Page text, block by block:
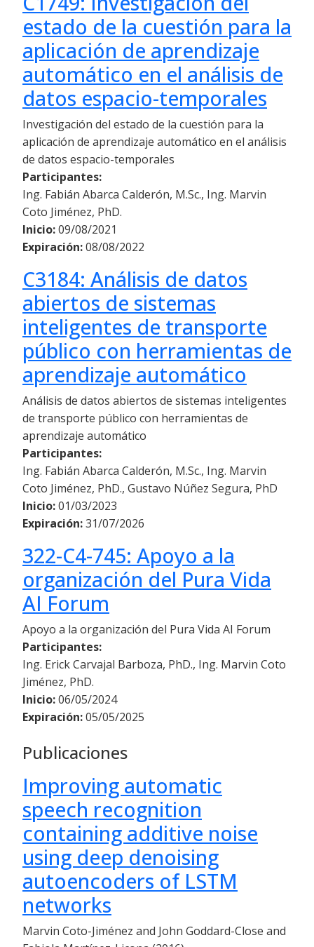
estado de la cuestión para la
aplicación de aprendizaje
automático en el análisis de
datos espacio-temporales
Investigación del estado de la cuestión para la
aplicación de aprendizaje automático en el análisis
de datos espacio-temporales
Participantes:
Ing. Fabián Abarca Calderón, M.Sc., Ing. Marvin
Coto Jiménez, PhD.
Inicio:09/08/2021
Expiración:08/08/2022
C3184: Análisis de datos
abiertos de sistemas
inteligentes de transporte
público con herramientas de
aprendizaje automático
Análisis de datos abiertos de sistemas inteligentes
de transporte público con herramientas de
aprendizaje automático
Participantes:
Ing. Fabián Abarca Calderón, M.Sc., Ing. Marvin
Coto Jiménez, PhD., Gustavo Núñez Segura, PhD
Inicio:01/03/2023
Expiración:31/07/2026
322-C4-745: Apoyo a la
organización del Pura Vida
AI Forum
Apoyo a la organización del Pura Vida AI Forum
Participantes:
Ing. Erick Carvajal Barboza, PhD., Ing. Marvin Coto
Jiménez, PhD.
Inicio:06/05/2024
Expiración:05/05/2025
Publicaciones
Improving automatic
speech recognition
containing additive noise
using deep denoising
autoencoders of LSTM
networks
Marvin Coto-Jiménez and John Goddard-Close and